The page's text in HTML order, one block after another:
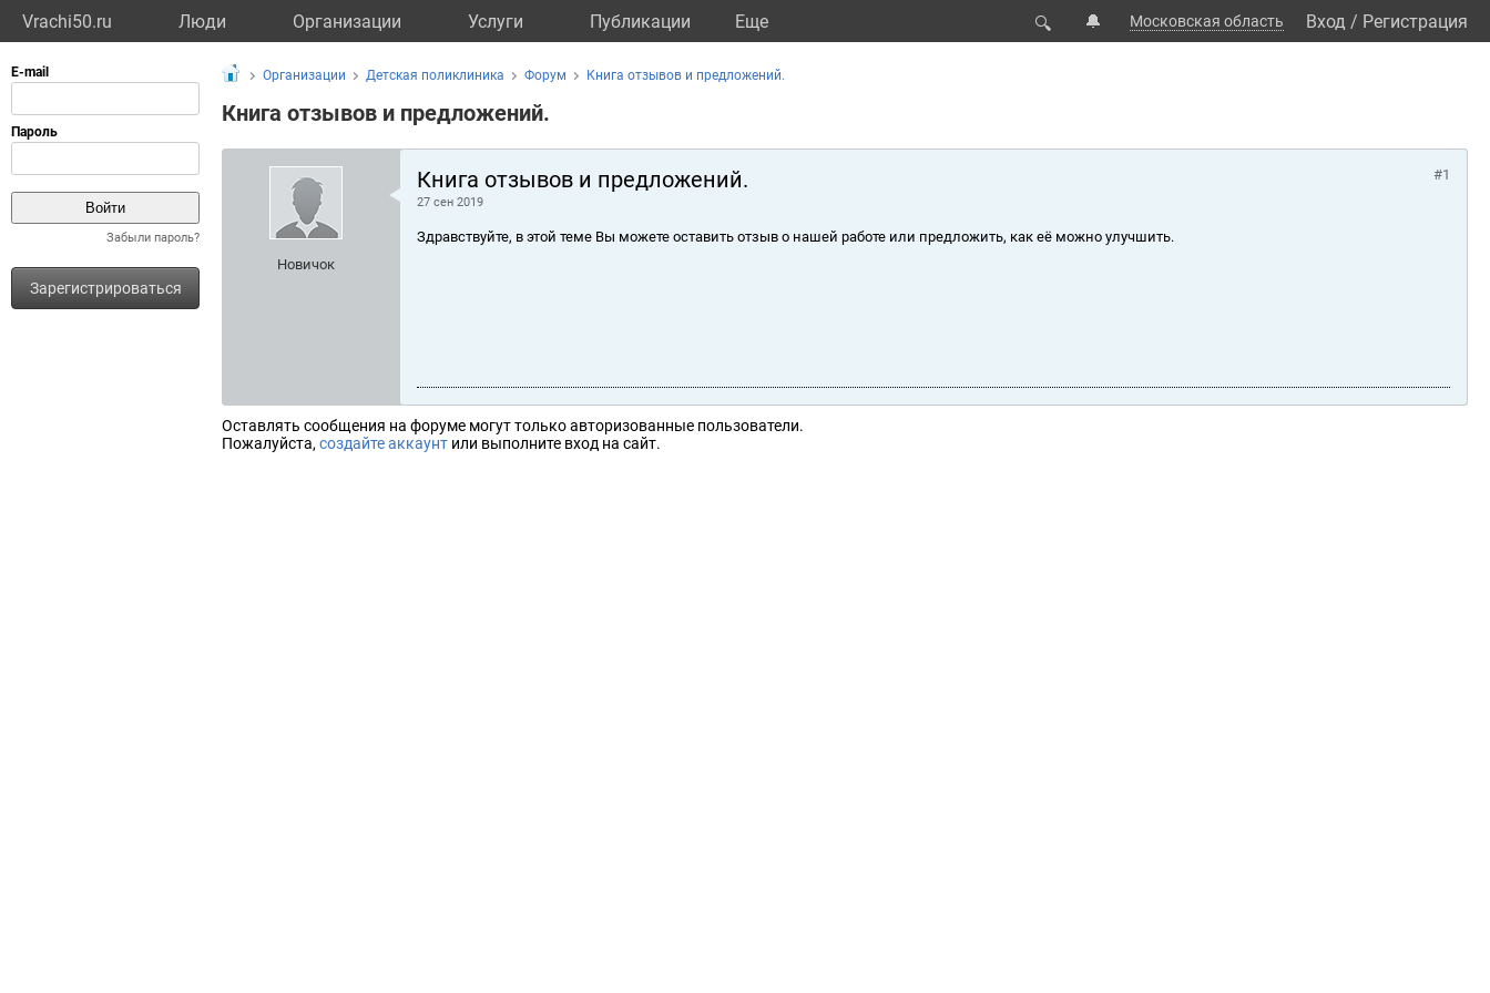
Vrachi50.ru Люди Организации Услуги Публикации Eще 🔍 🔔 Московская область Вход / Регистрация
Забыли пароль?
Зарегистрироваться
Организации Детская поликлиника Форум Книга отзывов и предложений.
Книга отзывов и предложений.
Новичок
Книга отзывов и предложений.
27 сен 2019
#1
Здравствуйте, в этой теме Вы можете оставить отзыв о нашей работе или предложить, как её можно улучшить.
Оставлять сообщения на форуме могут только авторизованные пользователи.
Пожалуйста, создайте аккаунт или выполните вход на сайт.